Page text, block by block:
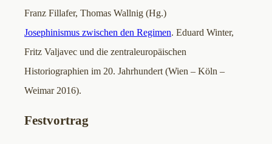
Franz Fillafer, Thomas Wallnig (Hg.)
Josephinismus zwischen den Regimen. Eduard Winter,
Fritz Valjavec und die zentraleuropäischen
Historiographien im 20. Jahrhundert (Wien – Köln –
Weimar 2016).
Festvortrag